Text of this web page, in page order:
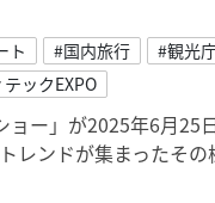
ト #国内旅行
#観光
ックEXPO
ー」が2025年6月25
レンドが集まったその